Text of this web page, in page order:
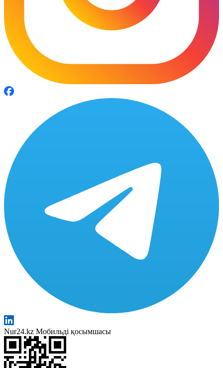
Nur24.kz Мобильді қосымшасы